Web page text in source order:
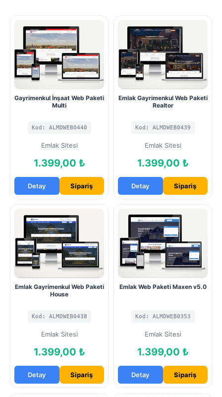
Gayrimenkul İnşaat Web Paketi
Multi
Kod: ALMDWEB0440
Emlak Sitesi
1.399,00 ₺
Detay Sipariş
Emlak Gayrimenkul Web Paketi
Realtor
Kod: ALMDWEB0439
Emlak Sitesi
1.399,00 ₺
Detay Sipariş
Emlak Gayrimenkul Web Paketi
House
Kod: ALMDWEB0438
Emlak Sitesi
1.399,00 ₺
Detay Sipariş
Emlak Web Paketi Maxen v5.0
Kod: ALMDWEB0353
Emlak Sitesi
1.399,00 ₺
Detay Sipariş